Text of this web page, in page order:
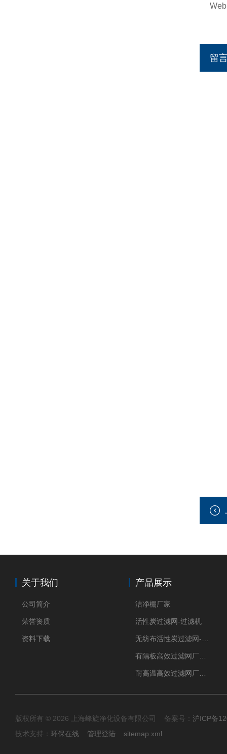
留
关于我们
公司简介
荣誉资质
资料下载
产品展示
洁净棚厂家
活性炭过滤网-过滤机
版权所有 © 2026 上海峰旋净化设备有限公司 备案号： 沪ICP备
技术支持： 环保在线 管理登陆 sitemap.xml